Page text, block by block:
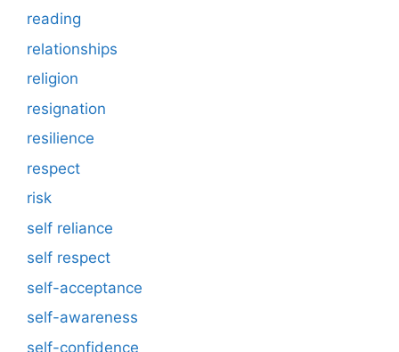
reading
relationships
religion
resignation
resilience
respect
risk
self reliance
self respect
self-acceptance
self-awareness
self-confidence